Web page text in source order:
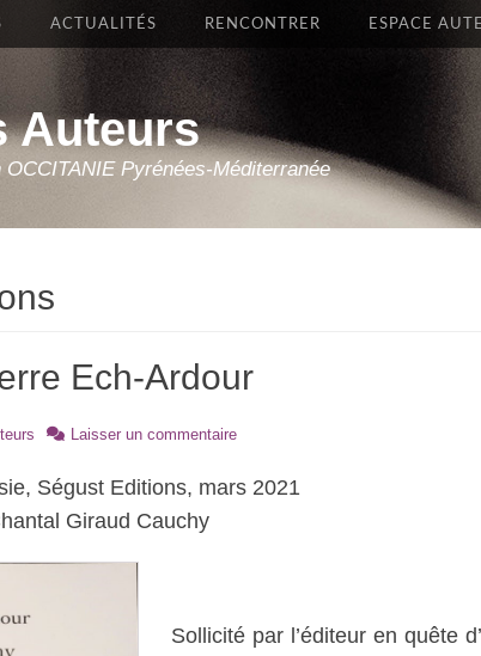
Auteurs
Pyrénées-Méditerranée
ACTUALITÉS RENCONTRER ESPACE
Ech-Ardour
Laisser un commentaire
Ségust Editions, mars 2021
Giraud Cauchy
Sollicité par l’éditeur en quête